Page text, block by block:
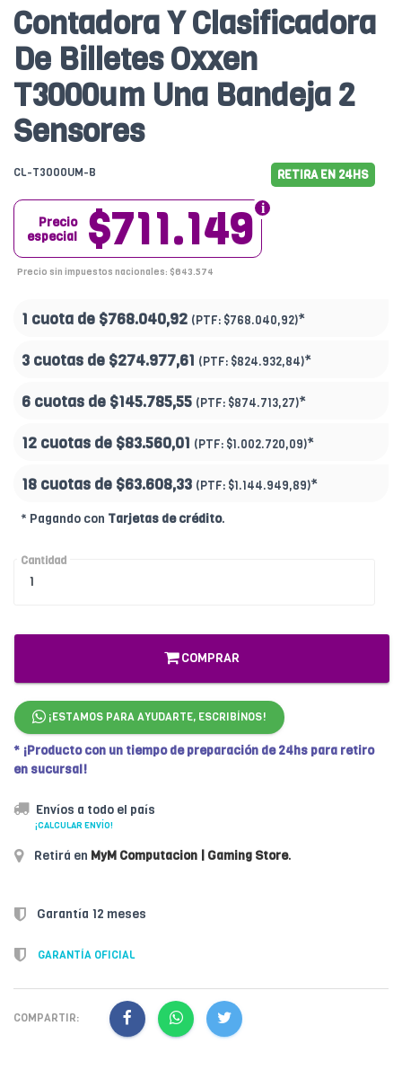
Contadora Y Clasificadora
De Billetes Oxxen
T3000um Una Bandeja 2
Sensores
CL-T3000UM-B RETIRA EN 24HS
$711.149
Precio
especial
Precio sin impuestos nacionales: $643.574
1 cuota de $768.040,92 (PTF: $768.040,92)*
3 cuotas de $274.977,61 (PTF: $824.932,84)*
6 cuotas de $145.785,55 (PTF: $874.713,27)*
12 cuotas de $83.560,01 (PTF: $1.002.720,09)*
18 cuotas de $63.608,33 (PTF: $1.144.949,89)*
* Pagando con Tarjetas de crédito.
Cantidad
COMPRAR
¡ESTAMOS PARA AYUDARTE, ESCRIBÍNOS!
* ¡Producto con un tiempo de preparación de 24hs para retiro
en sucursal!
Envíos a todo el país
¡CALCULAR ENVÍO!
Retirá en MyM Computacion | Gaming Store.
Garantía 12 meses
GARANTÍA OFICIAL
COMPARTIR: